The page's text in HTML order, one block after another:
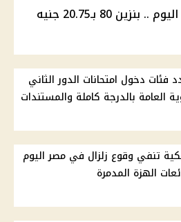
أسعار الوقود في مصر اليوم .. بنزين 80 بـ20.75 جنيه
فئات دخول امتحانات الدور الثاني
العامة بالدرجة كاملة والمستندات
تنفي وقوع زلزال في مصر اليوم
الهزة المدمرة